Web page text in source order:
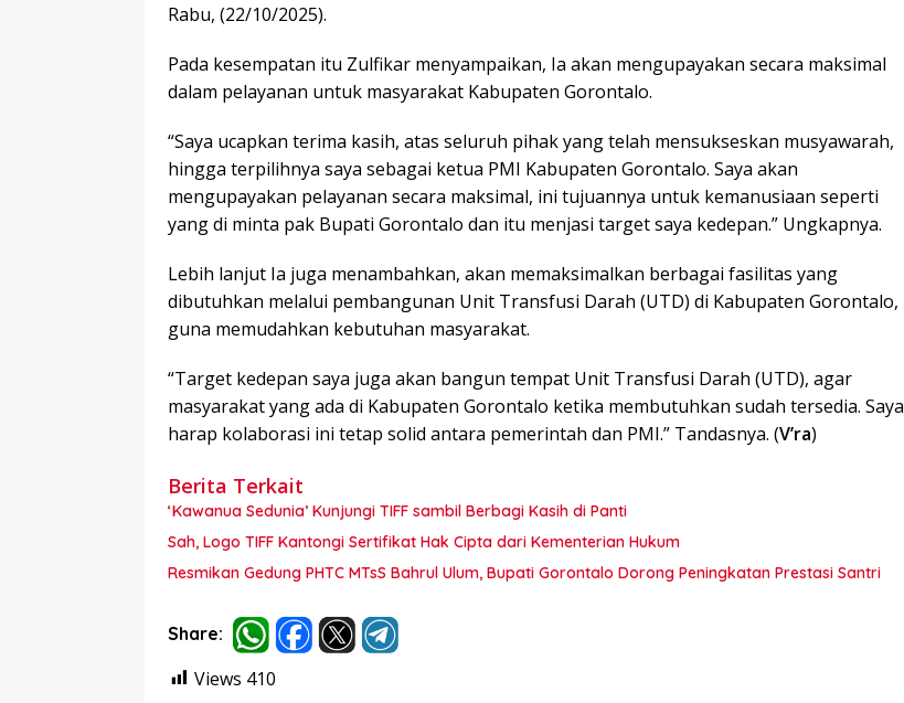
Rabu, (22/10/2025).
Pada kesempatan itu Zulfikar menyampaikan, Ia akan mengupayakan secara maksimal
dalam pelayanan untuk masyarakat Kabupaten Gorontalo.
“Saya ucapkan terima kasih, atas seluruh pihak yang telah mensukseskan musyawarah,
hingga terpilihnya saya sebagai ketua PMI Kabupaten Gorontalo. Saya akan
mengupayakan pelayanan secara maksimal, ini tujuannya untuk kemanusiaan seperti
yang di minta pak Bupati Gorontalo dan itu menjasi target saya kedepan.” Ungkapnya.
Lebih lanjut Ia juga menambahkan, akan memaksimalkan berbagai fasilitas yang
dibutuhkan melalui pembangunan Unit Transfusi Darah (UTD) di Kabupaten Gorontalo,
guna memudahkan kebutuhan masyarakat.
“Target kedepan saya juga akan bangun tempat Unit Transfusi Darah (UTD), agar
masyarakat yang ada di Kabupaten Gorontalo ketika membutuhkan sudah tersedia. Saya
harap kolaborasi ini tetap solid antara pemerintah dan PMI.” Tandasnya. (V’ra)
Berita Terkait
‘Kawanua Sedunia’ Kunjungi TIFF sambil Berbagi Kasih di Panti
Sah, Logo TIFF Kantongi Sertifikat Hak Cipta dari Kementerian Hukum
Resmikan Gedung PHTC MTsS Bahrul Ulum, Bupati Gorontalo Dorong Peningkatan Prestasi Santri
Share:
Views 410